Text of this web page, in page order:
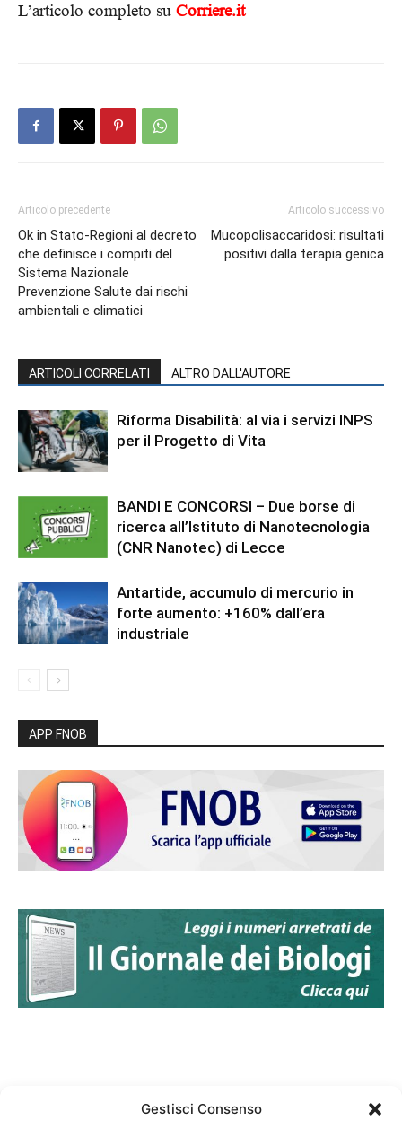
Gestisci Consenso
L’articolo completo su Corriere.it
Articolo precedente
Ok in Stato-Regioni al decreto
che definisce i compiti del
Sistema Nazionale
Prevenzione Salute dai rischi
ambientali e climatici
Articolo successivo
Mucopolisaccaridosi: risultati
positivi dalla terapia genica
ARTICOLI CORRELATI ALTRO DALL'AUTORE
Riforma Disabilità: al via i servizi INPS
per il Progetto di Vita
BANDI E CONCORSI – Due borse di
ricerca all’Istituto di Nanotecnologia
(CNR Nanotec) di Lecce
Antartide, accumulo di mercurio in
forte aumento: +160% dall’era
industriale
APP FNOB